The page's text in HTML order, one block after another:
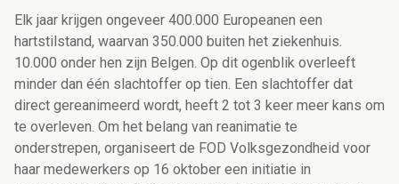
Elk jaar krijgen ongeveer 400.000 Europeanen een
hartstilstand, waarvan 350.000 buiten het ziekenhuis.
10.000 onder hen zijn Belgen. Op dit ogenblik overleeft
minder dan één slachtoffer op tien. Een slachtoffer dat
direct gereanimeerd wordt, heeft 2 tot 3 keer meer kans om
te overleven. Om het belang van reanimatie te
onderstrepen, organiseert de FOD Volksgezondheid voor
haar medewerkers op 16 oktober een initiatie in